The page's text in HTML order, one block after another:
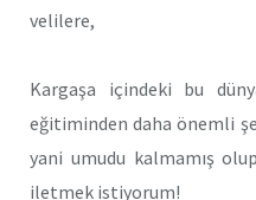
velilere,
Kargaşa içindeki bu
eğitiminden daha önemli
yani umudu kalmamış
iletmek istiyorum!